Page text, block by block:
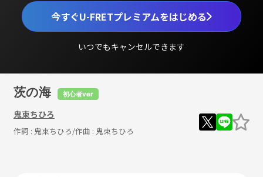
今すぐU-FRETプレミアムをはじめる
いつでもキャンセルできます
茨の海 初心者ver
鬼束ちひろ
作詞 : 鬼束ちひろ/作曲 : 鬼束ちひろ